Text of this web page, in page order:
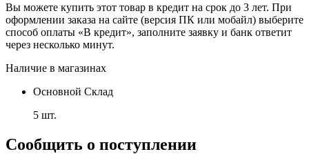
Вы можете купить этот товар в кредит на срок до 3 лет. При
оформлении заказа на сайте (версия ПК или мобайл) выберите
способ оплаты «В кредит», заполните заявку и банк ответит
через несколько минут.
Наличие в магазинах
Основной Склад
5 шт.
Сообщить о поступлении